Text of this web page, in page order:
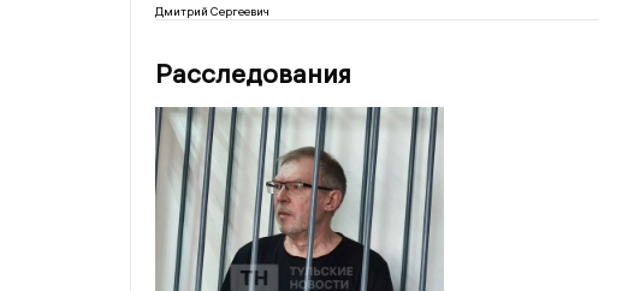
Дмитрий Сергеевич
Расследования